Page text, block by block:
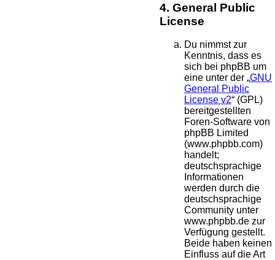
4. General Public
License
Du nimmst zur
Kenntnis, dass es
sich bei phpBB um
eine unter der „GNU
General Public
License v2“ (GPL)
bereitgestellten
Foren-Software von
phpBB Limited
(www.phpbb.com)
handelt;
deutschsprachige
Informationen
werden durch die
deutschsprachige
Community unter
www.phpbb.de zur
Verfügung gestellt.
Beide haben keinen
Einfluss auf die Art